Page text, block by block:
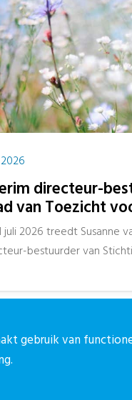
directeur-
van Toezicht
juli 2026 treedt Susanne
bestuurder van
gebruik van